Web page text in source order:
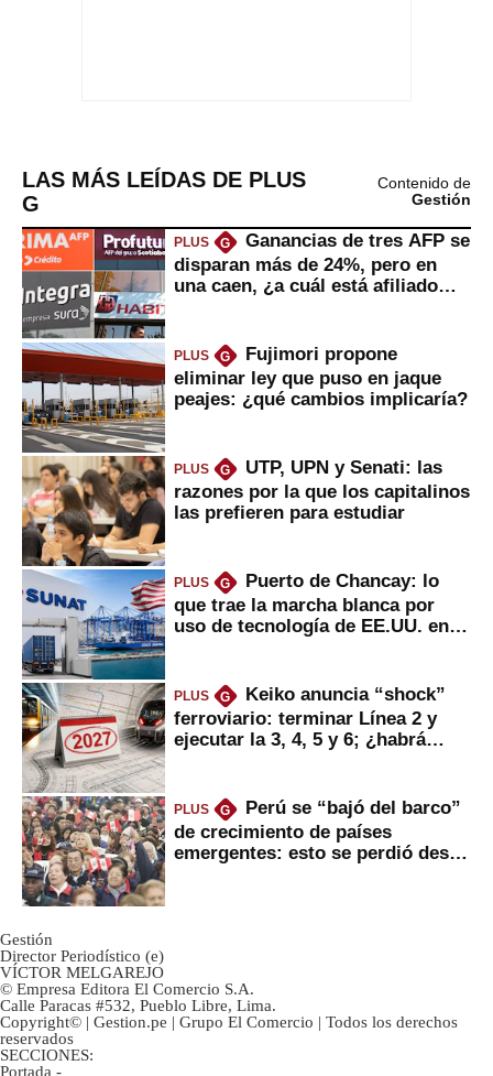
LAS MÁS LEÍDAS DE PLUS
G
Contenido de
Gestión
PLUS G
Ganancias de tres AFP se
disparan más de 24%, pero en
una caen, ¿a cuál está afiliado
PLUS G
Fujimori propone
eliminar ley que puso en jaque
peajes: ¿qué cambios implicaría?
PLUS G
UTP, UPN y Senati: las
razones por la que los capitalinos
las prefieren para estudiar
PLUS G
Puerto de Chancay: lo
que trae la marcha blanca por
uso de tecnología de EE.UU. en
PLUS G
Keiko anuncia “shock”
ferroviario: terminar Línea 2 y
ejecutar la 3, 4, 5 y 6; ¿habrá
PLUS G
Perú se “bajó del barco”
de crecimiento de países
emergentes: esto se perdió desde
Gestión
Director Periodístico (e)
VÍCTOR MELGAREJO
© Empresa Editora El Comercio S.A.
Calle Paracas #532, Pueblo Libre, Lima.
Copyright© | Gestion.pe | Grupo El Comercio | Todos los derechos
reservados
SECCIONES:
Portada -